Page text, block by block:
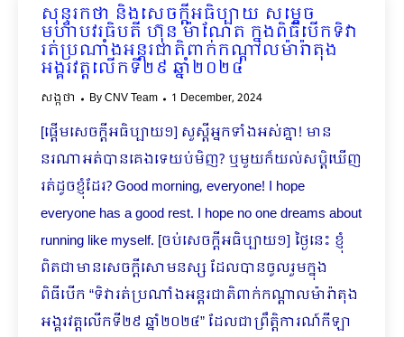
សុន្ទរកថា និងសេចក្ដីអធិប្បាយ សម្ដេច
មហាបវរធិបតី ហ៊ុន ម៉ាណែត ក្នុងពិធីបើកទិវា
រត់ប្រណាំងអន្តរជាតិពាក់កណ្ដាលម៉ារ៉ាតុង
អង្គរវត្តលើកទី២៩ ឆ្នាំ២០២៤
សង្កថា ByCNV Team 1 December, 2024
[ផ្ដើមសេចក្ដីអធិប្បាយ១] សួស្ដីអ្នកទាំងអស់គ្នា! មាន
នរណាអត់បានគេងទេយប់មិញ? ឬមួយក៏យល់សប្តិឃើញ
រត់ដូចខ្ញុំដែរ? Good morning, everyone! I hope
everyone has a good rest. I hope no one dreams about
running like myself. [ចប់សេចក្ដីអធិប្បាយ១] ថ្ងៃនេះ ខ្ញុំ
ពិតជាមានសេចក្តីសោមនស្ស ដែលបានចូលរួមក្នុង
ពិធីបើក​ “ទិវារត់ប្រណាំងអន្តរជាតិពាក់កណ្ដាលម៉ារ៉ាតុង
អង្គរវត្តលើកទី២៩ ឆ្នាំ២០២៤” ដែលជាព្រឹត្តិការណ៍កីឡា